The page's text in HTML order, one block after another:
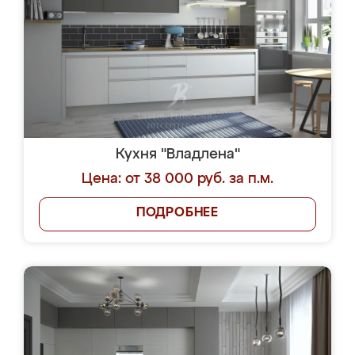
Кухня "Владлена"
Цена: от 38 000 руб. за п.м.
ПОДРОБНЕЕ